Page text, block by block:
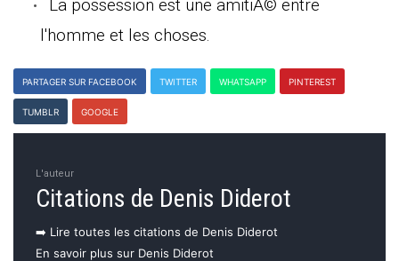
La possession est une amitiÃ© entre
l'homme et les choses.
PARTAGER SUR FACEBOOK TWITTER WHATSAPP PINTEREST
TUMBLR GOOGLE
L'auteur
Citations de Denis Diderot
➡️ Lire toutes les citations de Denis Diderot
En savoir plus sur Denis Diderot